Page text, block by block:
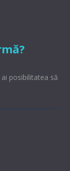
posibilitatea să